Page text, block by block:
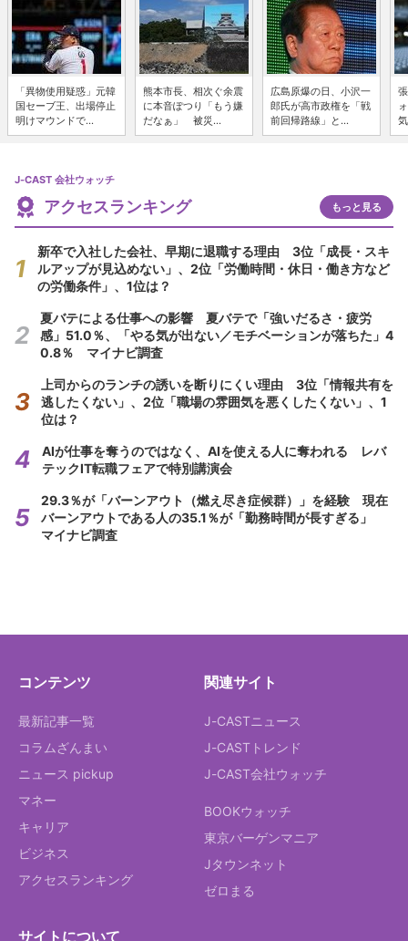
「異物使用疑惑」元韓
国セーブ王、出場停止
明けマウンドで...
熊本市長、相次ぐ余震
に本音ぽつり「もう嫌
だなぁ」 被災...
広島原爆の日、小沢一
郎氏が高市政権を「戦
前回帰路線」と...
J-CAST 会社ウォッチ
アクセスランキング もっと見る
新卒で入社した会社、早期に退職する理由 3位「成長・スキ
ルアップが見込めない」、2位「労働時間・休日・働き方など
の労働条件」、1位は？
夏バテによる仕事への影響 夏バテで「強いだるさ・疲労
感」51.0％、「やる気が出ない／モチベーションが落ちた」4
0.8％ マイナビ調査
上司からのランチの誘いを断りにくい理由 3位「情報共有を
逃したくない」、2位「職場の雰囲気を悪くしたくない」、1
位は？
AIが仕事を奪うのではなく、AIを使える人に奪われる レバ
テックIT転職フェアで特別講演会
29.3％が「バーンアウト（燃え尽き症候群）」を経験 現在
バーンアウトである人の35.1％が「勤務時間が長すぎる」
マイナビ調査
コンテンツ
最新記事一覧
コラムざんまい
ニュース pickup
マネー
キャリア
ビジネス
アクセスランキング
関連サイト
J-CASTニュース
J-CASTトレンド
J-CAST会社ウォッチ
BOOKウォッチ
東京バーゲンマニア
Jタウンネット
ゼロまる
サイトについて